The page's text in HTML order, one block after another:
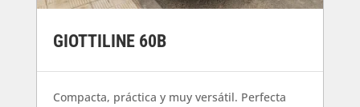
GIOTTILINE 60B
Compacta, práctica y muy versátil. Perfecta